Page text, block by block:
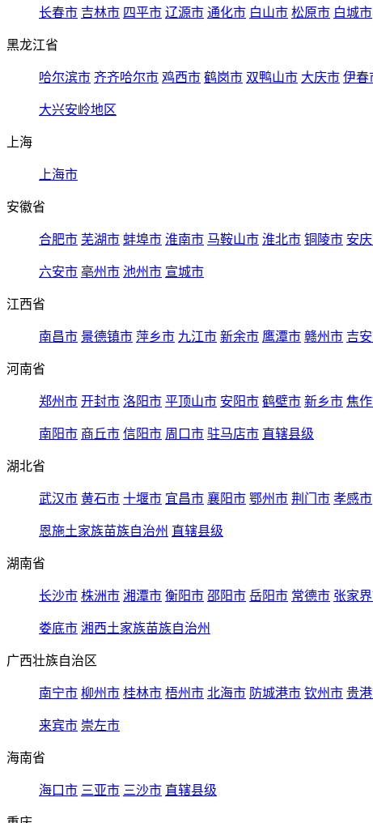
长春市 吉林市 四平市 辽源市 通化市 白山市 松原市 白城市
黑龙江省
哈尔滨市 齐齐哈尔市 鸡西市 鹤岗市 双鸭山市 大庆市 伊春
大兴安岭地区
上海
上海市
安徽省
合肥市 芜湖市 蚌埠市 淮南市 马鞍山市 淮北市 铜陵市 安
六安市 亳州市 池州市 宣城市
江西省
南昌市 景德镇市 萍乡市 九江市 新余市 鹰潭市 赣州市 吉
河南省
郑州市 开封市 洛阳市 平顶山市 安阳市 鹤壁市 新乡市 焦
南阳市 商丘市 信阳市 周口市 驻马店市 直辖县级
湖北省
武汉市 黄石市 十堰市 宜昌市 襄阳市 鄂州市 荆门市 孝感市
恩施土家族苗族自治州 直辖县级
湖南省
长沙市 株洲市 湘潭市 衡阳市 邵阳市 岳阳市 常德市 张家
娄底市 湘西土家族苗族自治州
广西壮族自治区
南宁市 柳州市 桂林市 梧州市 北海市 防城港市 钦州市 贵
来宾市 崇左市
海南省
海口市 三亚市 三沙市 直辖县级